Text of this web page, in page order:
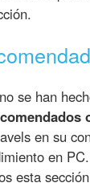
se han
en su
en
esta